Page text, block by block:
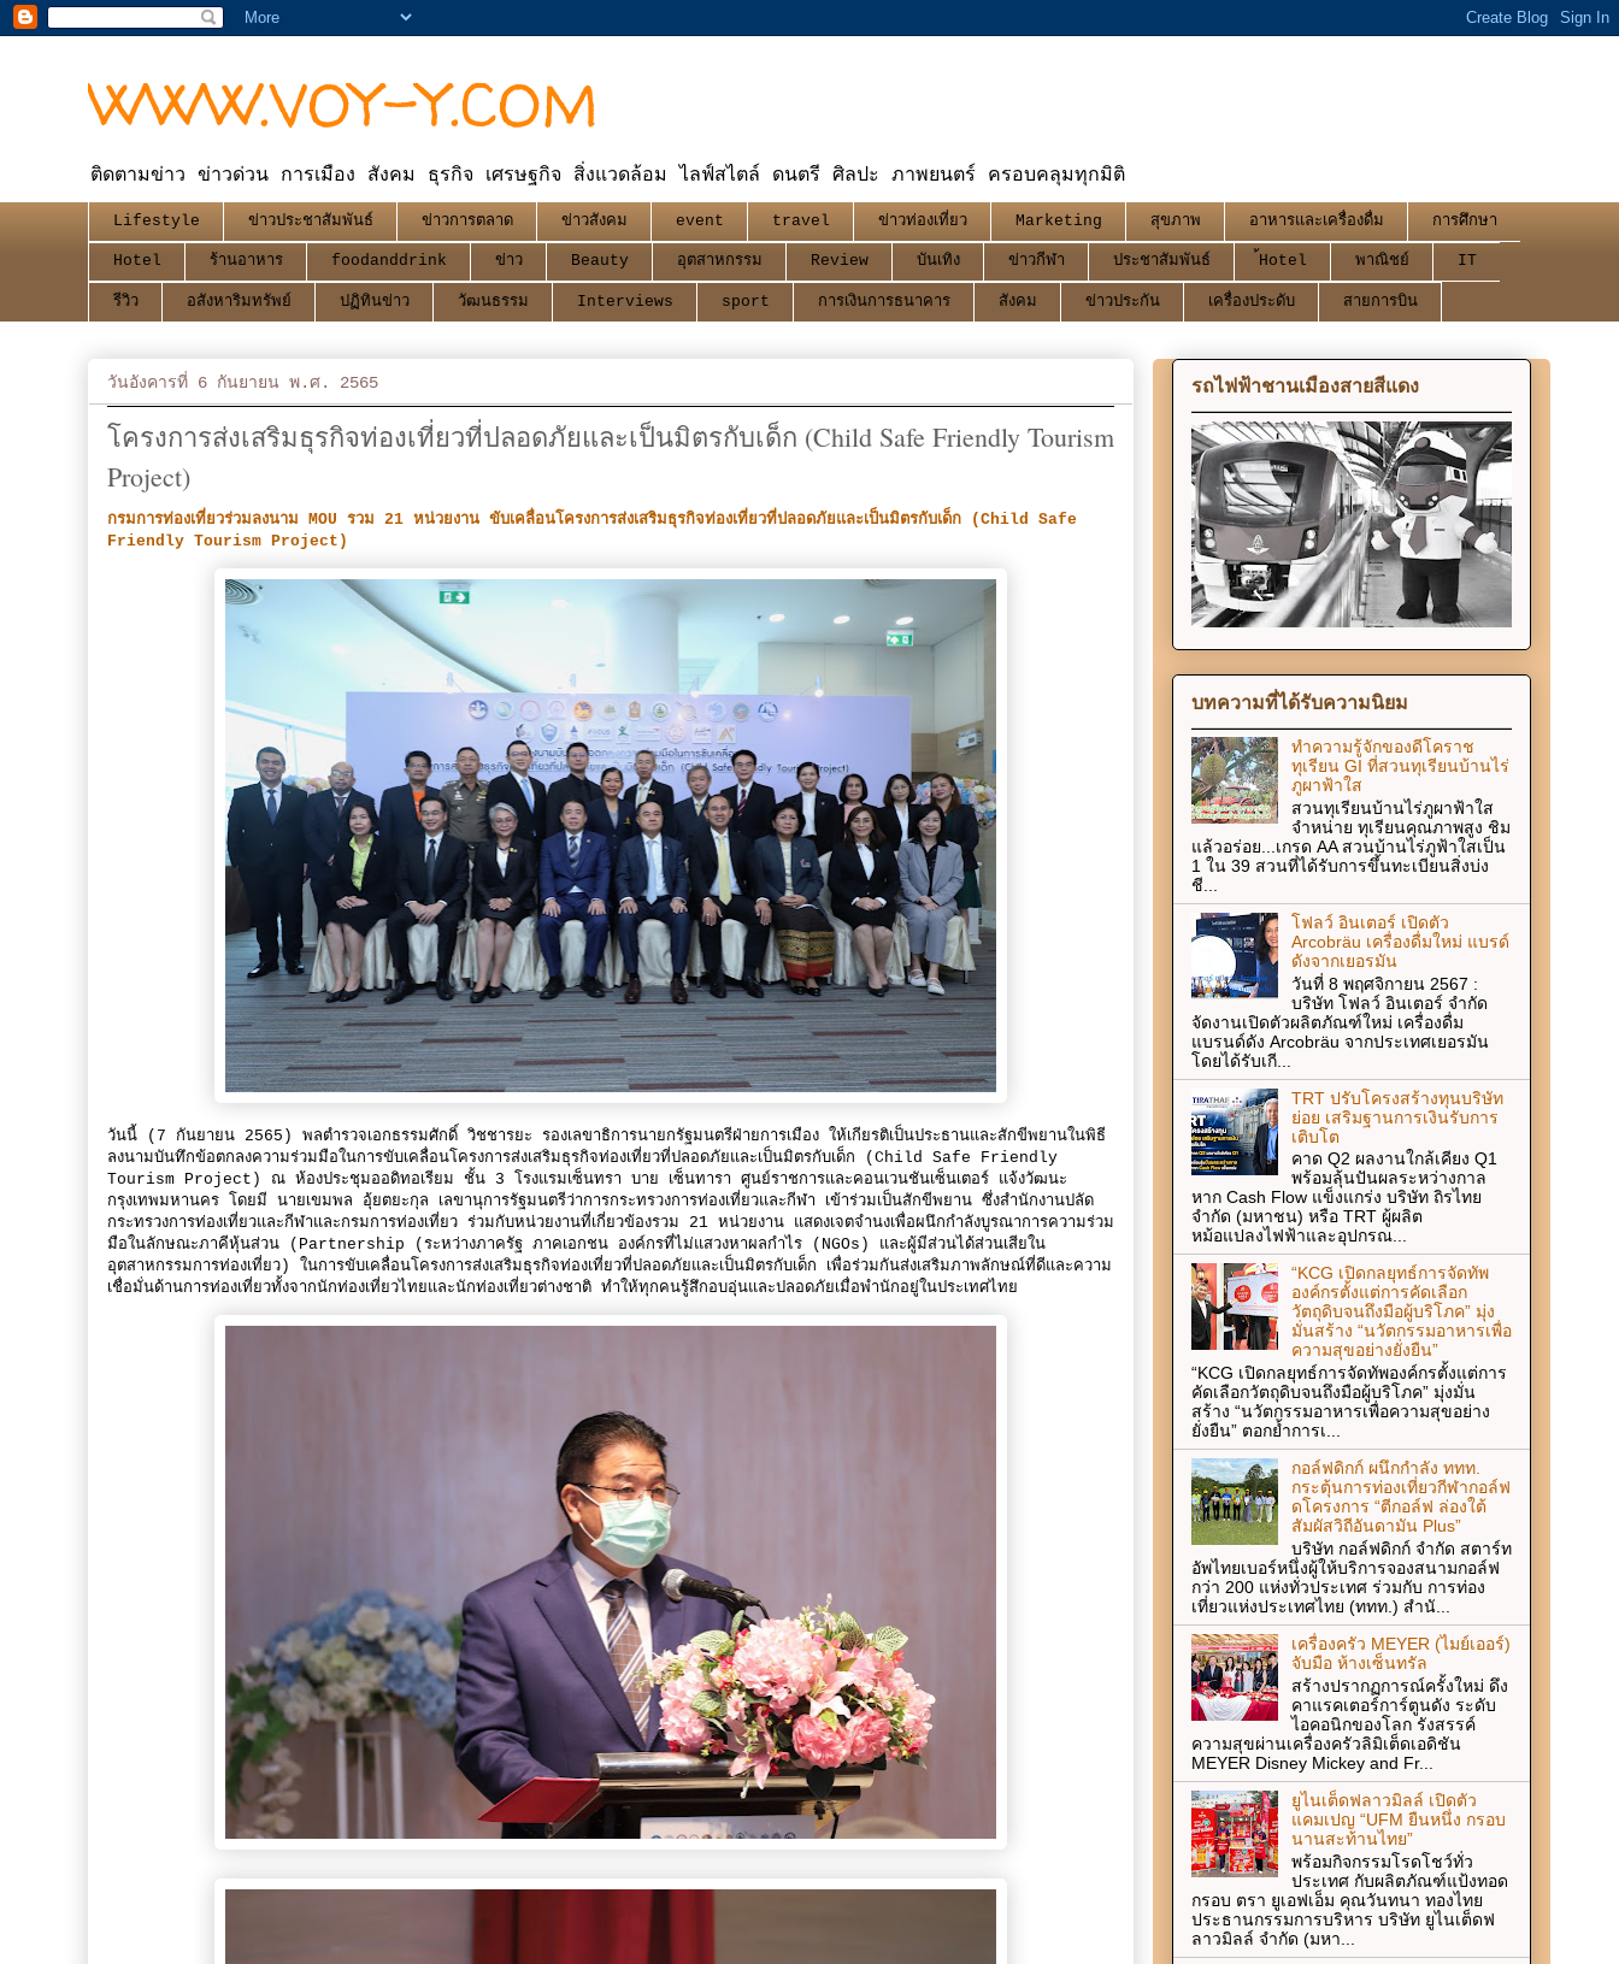
WWW.VOY-Y.COM
ติดตามข่าว ข่าวด่วน การเมือง สังคม ธุรกิจ เศรษฐกิจ สิ่งแวดล้อม ไลฟ์สไตล์ ดนตรี ศิลปะ ภาพยนตร์ ครอบคลุมทุกมิติ
Lifestyle ข่าวประชาสัมพันธ์ ข่าวการตลาด ข่าวสังคม event travel ข่าวท่องเที่ยว Marketing สุขภาพ อาหารและเครื่องดื่ม การศึกษา
Hotel ร้านอาหาร foodanddrink ข่าว Beauty อุตสาหกรรม Review บันเทิง ข่าวกีฬา ประชาสัมพันธ์ ้Hotel พาณิชย์ IT
รีวิว อสังหาริมทรัพย์ ปฏิทินข่าว วัฒนธรรม Interviews sport การเงินการธนาคาร สังคม ข่าวประกัน เครื่องประดับ สายการบิน
วันอังคารที่ 6 กันยายน พ.ศ. 2565
โครงการส่งเสริมธุรกิจท่องเที่ยวที่ปลอดภัยและเป็นมิตรกับเด็ก (Child Safe Friendly Tourism
Project)
กรมการท่องเที่ยวร่วมลงนาม MOU รวม 21 หน่วยงาน ขับเคลื่อนโครงการส่งเสริมธุรกิจท่องเที่ยวที่ปลอดภัยและเป็นมิตรกับเด็ก (Child Safe
Friendly Tourism Project)
วันนี้ (7 กันยายน 2565) พลตำรวจเอกธรรมศักดิ์ วิชชารยะ รองเลขาธิการนายกรัฐมนตรีฝ่ายการเมือง ให้เกียรติเป็นประธานและสักขีพยานในพิธี
ลงนามบันทึกข้อตกลงความร่วมมือในการขับเคลื่อนโครงการส่งเสริมธุรกิจท่องเที่ยวที่ปลอดภัยและเป็นมิตรกับเด็ก (Child Safe Friendly
Tourism Project) ณ ห้องประชุมออดิทอเรียม ชั้น 3 โรงแรมเซ็นทรา บาย เซ็นทารา ศูนย์ราชการและคอนเวนชันเซ็นเตอร์ แจ้งวัฒนะ
กรุงเทพมหานคร โดยมี นายเขมพล อุ้ยตยะกุล เลขานุการรัฐมนตรีว่าการกระทรวงการท่องเที่ยวและกีฬา เข้าร่วมเป็นสักขีพยาน ซึ่งสำนักงานปลัด
กระทรวงการท่องเที่ยวและกีฬาและกรมการท่องเที่ยว ร่วมกับหน่วยงานที่เกี่ยวข้องรวม 21 หน่วยงาน แสดงเจตจำนงเพื่อผนึกกำลังบูรณาการความร่วม
มือในลักษณะภาคีหุ้นส่วน (Partnership (ระหว่างภาครัฐ ภาคเอกชน องค์กรที่ไม่แสวงหาผลกำไร (NGOs) และผู้มีส่วนได้ส่วนเสียใน
อุตสาหกรรมการท่องเที่ยว) ในการขับเคลื่อนโครงการส่งเสริมธุรกิจท่องเที่ยวที่ปลอดภัยและเป็นมิตรกับเด็ก เพื่อร่วมกันส่งเสริมภาพลักษณ์ที่ดีและความ
เชื่อมั่นด้านการท่องเที่ยวทั้งจากนักท่องเที่ยวไทยและนักท่องเที่ยวต่างชาติ ทำให้ทุกคนรู้สึกอบอุ่นและปลอดภัยเมื่อพำนักอยู่ในประเทศไทย
รถไฟฟ้าชานเมืองสายสีแดง
บทความที่ได้รับความนิยม
ทำความรู้จักของดีโคราช
ทุเรียน GI ที่สวนทุเรียนบ้านไร่
ภูผาฟ้าใส
สวนทุเรียนบ้านไร่ภูผาฟ้าใส
จำหน่าย ทุเรียนคุณภาพสูง ชิม
แล้วอร่อย...เกรด AA สวนบ้านไร่ภูฟ้าใสเป็น
1 ใน 39 สวนที่ได้รับการขึ้นทะเบียนสิ่งบ่ง
ชี...
โฟลว์ อินเตอร์ เปิดตัว
Arcobräu เครื่องดื่มใหม่ แบรด์
ดังจากเยอรมัน
วันที่ 8 พฤศจิกายน 2567 :
บริษัท โฟลว์ อินเตอร์ จำกัด
จัดงานเปิดตัวผลิตภัณฑ์ใหม่ เครื่องดื่ม
แบรนด์ดัง Arcobräu จากประเทศเยอรมัน
โดยได้รับเกี...
TRT ปรับโครงสร้างทุนบริษัท
ย่อย เสริมฐานการเงินรับการ
เติบโต
คาด Q2 ผลงานใกล้เคียง Q1
พร้อมลุ้นปันผลระหว่างกาล
หาก Cash Flow แข็งแกร่ง บริษัท ถิรไทย
จำกัด (มหาชน) หรือ TRT ผู้ผลิต
หม้อแปลงไฟฟ้าและอุปกรณ...
“KCG เปิดกลยุทธ์การจัดทัพ
องค์กรตั้งแต่การคัดเลือก
วัตถุดิบจนถึงมือผู้บริโภค” มุ่ง
มั่นสร้าง “นวัตกรรมอาหารเพื่อ
ความสุขอย่างยั่งยืน”
“KCG เปิดกลยุทธ์การจัดทัพองค์กรตั้งแต่การ
คัดเลือกวัตถุดิบจนถึงมือผู้บริโภค” มุ่งมั่น
สร้าง “นวัตกรรมอาหารเพื่อความสุขอย่าง
ยั่งยืน” ตอกย้ำการเ...
กอล์ฟดิกก์ ผนึกกำลัง ททท.
กระตุ้นการท่องเที่ยวกีฬากอล์ฟ
ดโครงการ “ตีกอล์ฟ ล่องใต้
สัมผัสวิถีอันดามัน Plus”
บริษัท กอล์ฟดิกก์ จำกัด สตาร์ท
อัพไทยเบอร์หนึ่งผู้ให้บริการจองสนามกอล์ฟ
กว่า 200 แห่งทั่วประเทศ ร่วมกับ การท่อง
เที่ยวแห่งประเทศไทย (ททท.) สำนั...
เครื่องครัว MEYER (ไมย์เออร์)
จับมือ ห้างเซ็นทรัล
สร้างปรากฏการณ์ครั้งใหม่ ดึง
คาแรคเตอร์การ์ตูนดัง ระดับ
ไอคอนิกของโลก รังสรรค์
ความสุขผ่านเครื่องครัวลิมิเต็ดเอดิชัน
MEYER Disney Mickey and Fr...
ยูไนเต็ดฟลาวมิลล์ เปิดตัว
แคมเปญ “UFM ยืนหนึ่ง กรอบ
นานสะท้านไทย”
พร้อมกิจกรรมโรดโชว์ทั่ว
ประเทศ กับผลิตภัณฑ์แป้งทอด
กรอบ ตรา ยูเอฟเอ็ม คุณวันทนา ทองไทย
ประธานกรรมการบริหาร บริษัท ยูไนเต็ดฟ
ลาวมิลล์ จำกัด (มหา...